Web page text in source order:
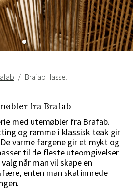
Danmark
Suomi
Brafab Hassel
fra Brafab
med utemøbler fra Brafab.
og ramme i klassisk teak gir
varme fargene gir et mykt og
til de fleste uteomgivelser.
når man vil skape en
enten man skal innrede